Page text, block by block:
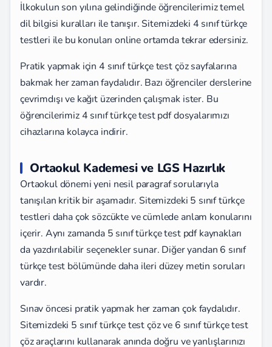
İlkokulun son yılına gelindiğinde öğrencilerimiz temel
dil bilgisi kuralları ile tanışır. Sitemizdeki 4 sınıf türkçe
testleri ile bu konuları online ortamda tekrar edersiniz.
Pratik yapmak için 4 sınıf türkçe test çöz sayfalarına
bakmak her zaman faydalıdır. Bazı öğrenciler derslerine
çevrimdışı ve kağıt üzerinden çalışmak ister. Bu
öğrencilerimiz 4 sınıf türkçe test pdf dosyalarımızı
cihazlarına kolayca indirir.
Ortaokul Kademesi ve LGS Hazırlık
Ortaokul dönemi yeni nesil paragraf sorularıyla
tanışılan kritik bir aşamadır. Sitemizdeki 5 sınıf türkçe
testleri daha çok sözcükte ve cümlede anlam konularını
içerir. Aynı zamanda 5 sınıf türkçe test pdf kaynakları
da yazdırılabilir seçenekler sunar. Diğer yandan 6 sınıf
türkçe test bölümünde daha ileri düzey metin soruları
vardır.
Sınav öncesi pratik yapmak her zaman çok faydalıdır.
Sitemizdeki 5 sınıf türkçe test çöz ve 6 sınıf türkçe test
çöz araçlarını kullanarak anında doğru ve yanlışlarınızı